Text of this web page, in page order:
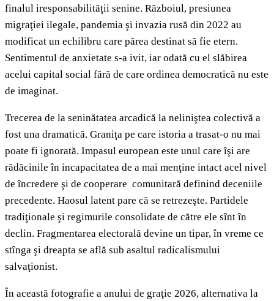
finalul iresponsabilităţii senine. Războiul, presiunea
migraţiei ilegale, pandemia şi invazia rusă din 2022 au
modificat un echilibru care părea destinat să fie etern.
Sentimentul de anxietate s-a ivit, iar odată cu el slăbirea
acelui capital social fără de care ordinea democratică nu este
de imaginat.
Trecerea de la seninătatea arcadică la neliniştea colectivă a
fost una dramatică. Graniţa pe care istoria a trasat-o nu mai
poate fi ignorată. Impasul european este unul care îşi are
rădăcinile în incapacitatea de a mai menţine intact acel nivel
de încredere şi de cooperare comunitară definind deceniile
precedente. Haosul latent pare că se retrezeşte. Partidele
tradiţionale şi regimurile consolidate de către ele sînt în
declin. Fragmentarea electorală devine un tipar, în vreme ce
stînga şi dreapta se află sub asaltul radicalismului
salvaţionist.
În această fotografie a anului de graţie 2026, alternativa la